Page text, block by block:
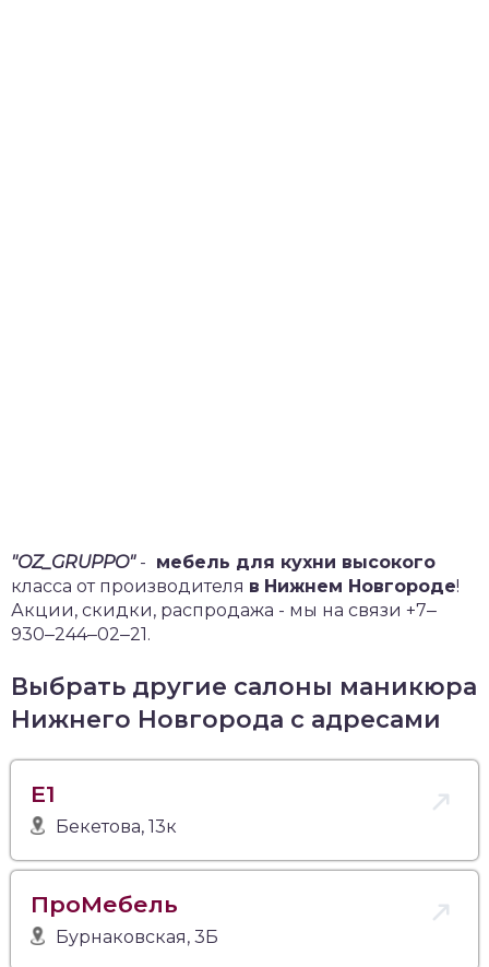
"OZ_GRUPPO"- мебель для кухни высокого
класса от производителя в Нижнем Новгороде!
Акции, скидки, распродажа - мы на связи +7‒
930‒244‒02‒21.
Выбрать другие салоны маникюра
Нижнего Новгорода с адресами
Е1
Бекетова, 13к
ПроМебель
Бурнаковская, 3Б